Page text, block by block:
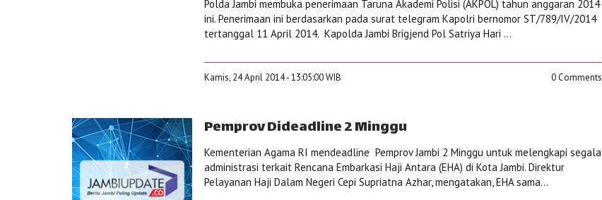
Polda Jambi membuka penerimaan Taruna Akademi Polisi (AKPOL) tahun anggaran 2014
ini. Penerimaan ini berdasarkan pada surat telegram Kapolri bernomor ST/789/IV/2014
tertanggal 11 April 2014. Kapolda Jambi Brigjend Pol Satriya Hari ...
Kamis, 24 April 2014 - 13:05:00 WIB 0 Comments
Pemprov Dideadline 2 Minggu
Kementerian Agama RI mendeadline Pemprov Jambi 2 Minggu untuk melengkapi segala
administrasi terkait Rencana Embarkasi Haji Antara (EHA) di Kota Jambi. Direktur
Pelayanan Haji Dalam Negeri Cepi Supriatna Azhar, mengatakan, EHA sama...